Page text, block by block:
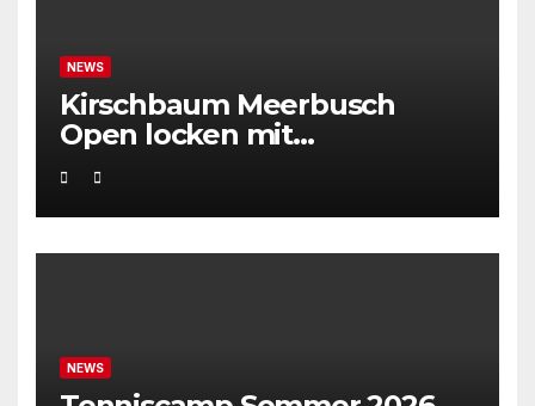
NEWS
Kirschbaum Meerbusch
Open locken mit
Weltklassetennis
NEWS